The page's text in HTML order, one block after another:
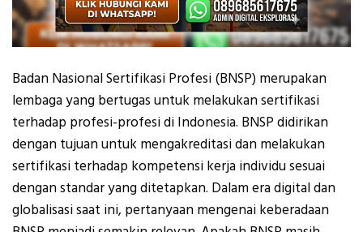
Badan Nasional Sertifikasi Profesi (BNSP) merupakan
lembaga yang bertugas untuk melakukan sertifikasi
terhadap profesi-profesi di Indonesia. BNSP didirikan
dengan tujuan untuk mengakreditasi dan melakukan
sertifikasi terhadap kompetensi kerja individu sesuai
dengan standar yang ditetapkan. Dalam era digital dan
globalisasi saat ini, pertanyaan mengenai keberadaan